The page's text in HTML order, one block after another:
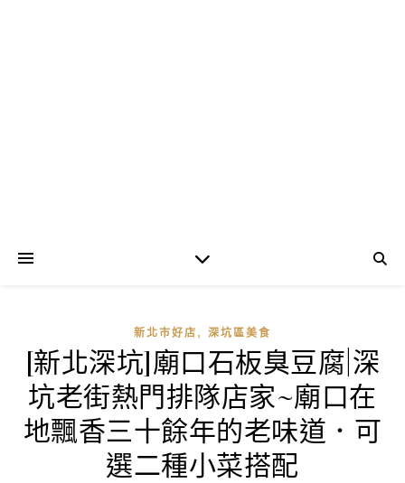
新北市好店 , 深坑區美食
[新北深坑]廟口石板臭豆腐|深
坑老街熱門排隊店家~廟口在
地飄香三十餘年的老味道．可
選二種小菜搭配